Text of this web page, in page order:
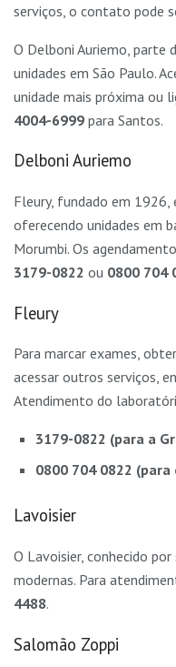
serviços, o contato pode
O Delboni Auriemo, parte
unidades em São Paulo.
unidade mais próxima ou
4004-6999 para Santos.
Delboni Auriemo
Fleury, fundado em
oferecendo unidades em
Morumbi. Os
3179-0822 ou 0800 704
Fleury
Para marcar exames,
acessar outros serviços,
Atendimento do
3179-0822 (para a
0800 704 0822
Lavoisier
O Lavoisier, conhecido
modernas. Para
4488.
Salomão Zoppi